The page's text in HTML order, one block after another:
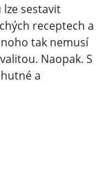
lze sestavit
receptech a
tak nemusí
Naopak. S
a